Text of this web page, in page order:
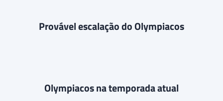
Provável escalação do Olympiacos
Olympiacos na temporada atual